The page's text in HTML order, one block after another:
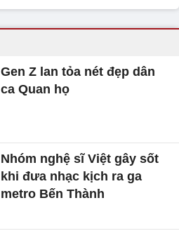
Gen Z lan tỏa nét đẹp dân
ca Quan họ
Nhóm nghệ sĩ Việt gây sốt
khi đưa nhạc kịch ra ga
metro Bến Thành